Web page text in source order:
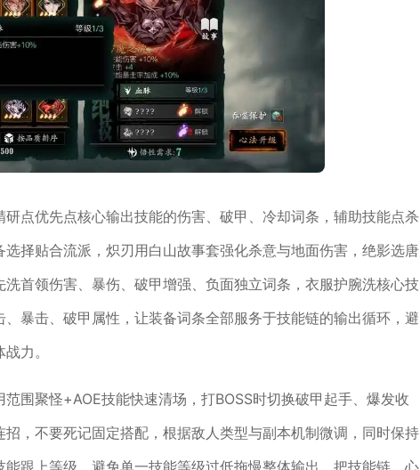
点优先点核心输出技能的伤害、破甲、冷却词条，辅助技能点杀
择贴合流派，炽刃用白山故事套强化杀意与地面伤害，绝影选唐
首领伤害、暴伤、破甲增强、负面独立词条，衣服护腕洗核心技
暴击、破甲属性，让装备词条全部服务于技能链的输出循环，避
力。
围聚怪+AOE技能快速清场，打BOSS时切换破甲起手、爆发收
，不要死记固定搭配，根据敌人类型与副本机制微调，同时保持